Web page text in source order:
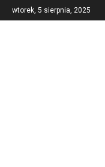
wtorek, 5 sierpnia, 2025